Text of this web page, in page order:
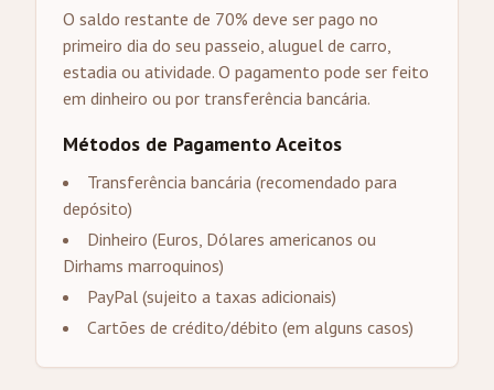
O saldo restante de 70% deve ser pago no
primeiro dia do seu passeio, aluguel de carro,
estadia ou atividade. O pagamento pode ser feito
em dinheiro ou por transferência bancária.
Métodos de Pagamento Aceitos
Transferência bancária (recomendado para
depósito)
Dinheiro (Euros, Dólares americanos ou
Dirhams marroquinos)
PayPal (sujeito a taxas adicionais)
Cartões de crédito/débito (em alguns casos)